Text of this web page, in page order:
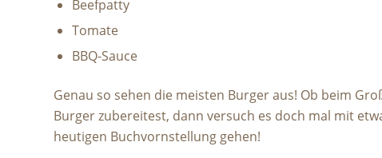
Beefpatty
Tomate
BBQ-Sauce
Genau so sehen die meisten Burger aus! Ob beim
Burger zubereitest, dann versuch es doch mal mit
heutigen Buchvornstellung gehen!